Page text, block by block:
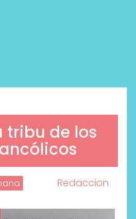
tribu de los
Redaccion